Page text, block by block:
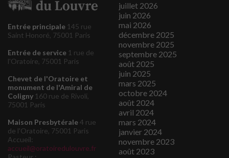
Entrée principale 145 rue
Saint Honoré, 75001 Paris
Entrée de service 1 rue de
l'Oratoire, 75001 Paris
Chevet de l'Oratoire et
monument de l'Amiral de
Coligny 160 rue de Rivoli,
75001 Paris
Maison Presbytérale4 rue
de l'Oratoire, 75001 Paris
Accueil:
accueil@oratoiredulouvre.fr
juillet 2026
juin 2026
mai 2026
décembre 2025
novembre 2025
septembre 2025
août 2025
juin 2025
mars 2025
octobre 2024
août 2024
avril 2024
mars 2024
janvier 2024
novembre 2023
août 2023